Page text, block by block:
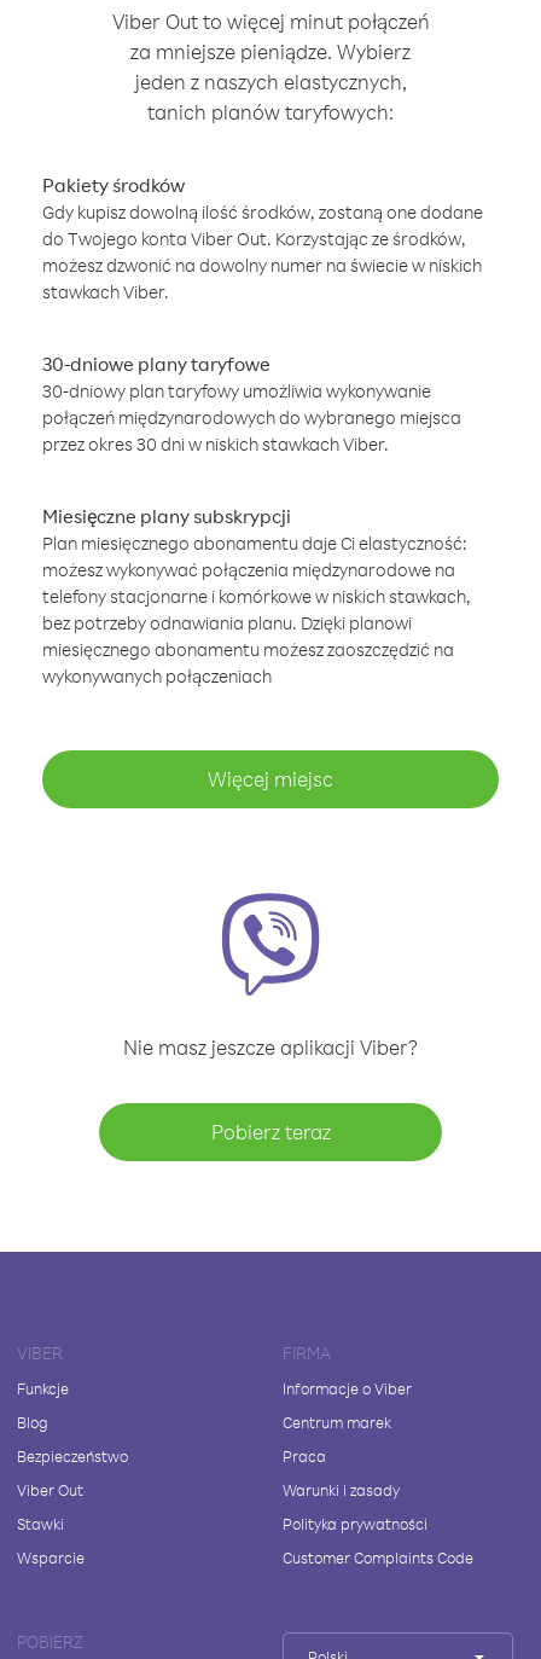
Viber Out to więcej minut połączeń
za mniejsze pieniądze. Wybierz
jeden z naszych elastycznych,
tanich planów taryfowych:
Pakiety środków
Gdy kupisz dowolną ilość środków, zostaną one dodane
do Twojego konta Viber Out. Korzystając ze środków,
możesz dzwonić na dowolny numer na świecie w niskich
stawkach Viber.
30-dniowe plany taryfowe
30-dniowy plan taryfowy umożliwia wykonywanie
połączeń międzynarodowych do wybranego miejsca
przez okres 30 dni w niskich stawkach Viber.
Miesięczne plany subskrypcji
Plan miesięcznego abonamentu daje Ci elastyczność:
możesz wykonywać połączenia międzynarodowe na
telefony stacjonarne i komórkowe w niskich stawkach,
bez potrzeby odnawiania planu. Dzięki planowi
miesięcznego abonamentu możesz zaoszczędzić na
wykonywanych połączeniach
Więcej miejsc
Nie masz jeszcze aplikacji Viber?
Pobierz teraz
VIBER
Funkcje
Blog
Bezpieczeństwo
Viber Out
Stawki
Wsparcie
FIRMA
Informacje o Viber
Centrum marek
Praca
Warunki i zasady
Polityka prywatności
Customer Complaints Code
POBIERZ